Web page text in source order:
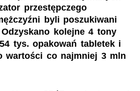
przestępczego
byli poszukiwani
kolejne 4 tony
tys. opakowań tabletek i
wartości co najmniej 3 mln